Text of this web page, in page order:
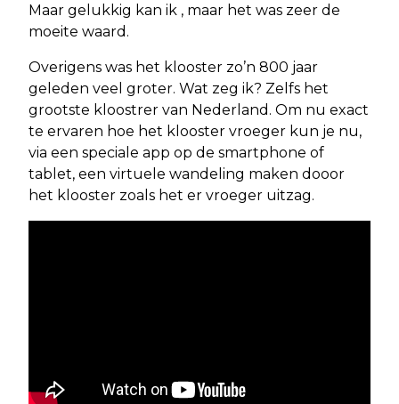
Maar gelukkig kan ik , maar het was zeer de
moeite waard.
Overigens was het klooster zo’n 800 jaar
geleden veel groter. Wat zeg ik? Zelfs het
grootste kloostrer van Nederland. Om nu exact
te ervaren hoe het klooster vroeger kun je nu,
via een speciale app op de smartphone of
tablet, een virtuele wandeling maken dooor
het klooster zoals het er vroeger uitzag.